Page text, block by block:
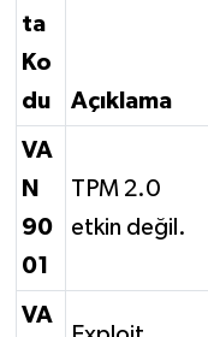
ta
Ko
du
Açıklama
VA
N
90
01
TPM 2.0
etkin değil.
VA